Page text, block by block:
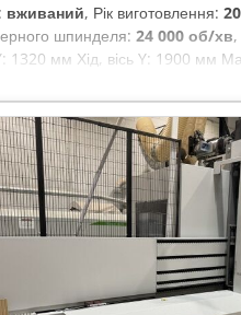
вживаний, Рік виготовлення:
шпинделя: 24 000 об/хв
1320 мм Хід, вісь Y: 1900 мм
осей: 4 Швидкість
модуль Кількість
свердлильні
шпинделів: 16
зміна інструменту: так
1 Розташування модуля для
120 мм Потужність
ззаду: 12 позицій
ДЕТАЛІ ОБЛАДНАННЯ
90 м³/год Загальна
безпеки Система безпеки: